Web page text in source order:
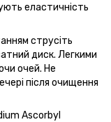
еластичність
струсіть
диск. Легкими
очей. Не
після очищення
Ascorbyl